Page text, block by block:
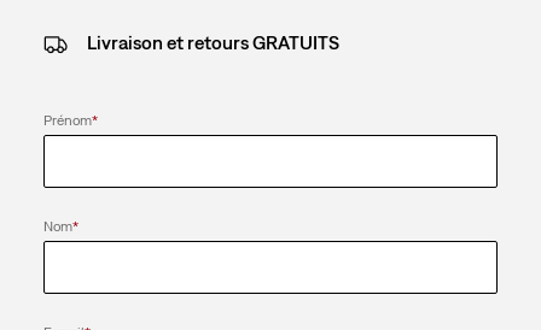
Livraison et retours GRATUITS
Prénom*
Nom*